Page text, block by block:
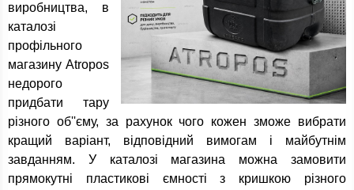
виробництва, в
каталозі
профільного
магазину Atropos
недорого
придбати тару
різного об''єму, за рахунок чого кожен зможе вибрати
кращий варіант, відповідний вимогам і майбутнім
завданням. У каталозі магазина можна замовити
прямокутні пластикові ємності з кришкою різного